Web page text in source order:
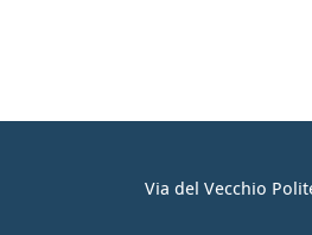
Via del Vecchio